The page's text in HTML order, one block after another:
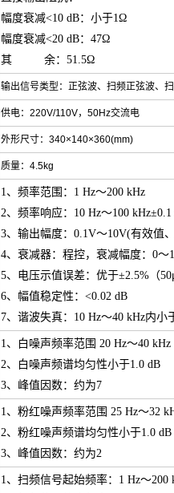
幅度衰减<10 dB：小于1Ω
幅度衰减<20 dB：47Ω
其 余：51.5Ω
输出信号类型：正弦波、扫频正弦波、
供电：220V/110V，50Hz交流电
外形尺寸：340×140×360(mm)
质量：4.5kg
1、频率范围：1 Hz～200 kHz
2、频率响应：10 Hz～100
3、输出幅度：0.1V～10V(有效值
4、衰减器：程控，衰减幅度：0～
5、电压示值误差：优于±2.5%（
6、幅值稳定性：<0.02 dB
7、谐波失真：10 Hz～40 kHz内小
1、白噪声频率范围 20 Hz～40 kHz
2、白噪声频谱均匀性小于1.0 dB
3、峰值因数：约为7
1、粉红噪声频率范围 25 Hz～32
2、粉红噪声频谱均匀性小于1.0 dB
3、峰值因数：约为2
1、扫频信号起始频率：1 Hz～200